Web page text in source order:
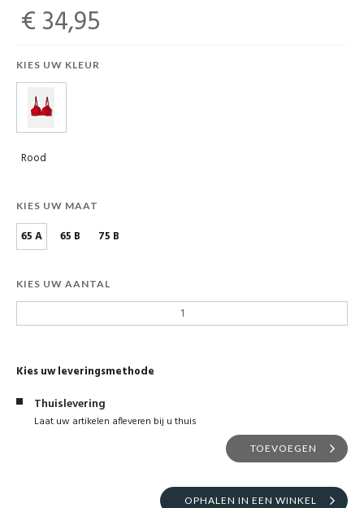
€ 34,95
KIES UW KLEUR
Rood
KIES UW MAAT
65 A 65 B 75 B
KIES UW AANTAL
Kies uw leveringsmethode
Thuislevering
Laat uw artikelen afleveren bij u thuis
TOEVOEGEN
OPHALEN IN EEN WINKEL